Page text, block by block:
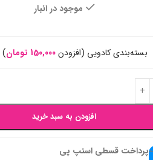
موجود در انبار
بسته‌بندی کادویی (افزودن150,000 تومان)
افزودن به سبد خرید
پرداخت قسطی اسنپ پی